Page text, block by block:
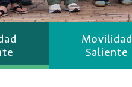
Movilidad
Saliente